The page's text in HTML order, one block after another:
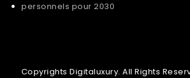
personnels pour 2030
Copyrights Digitaluxury. All Rights